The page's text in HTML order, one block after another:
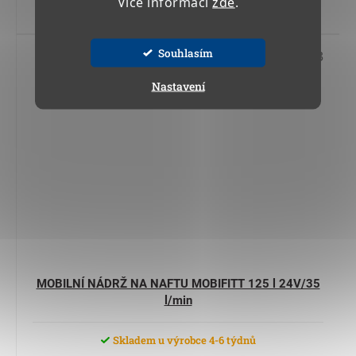
Souhlasím
Nastavení
MOBILNÍ NÁDRŽ NA NAFTU MOBIFITT 125 l 24V/35
l/min
Skladem u výrobce 4-6 týdnů
17 545 13